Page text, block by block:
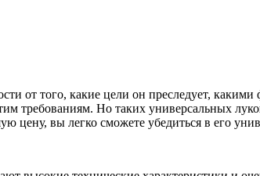
от того, какие цели он преследует,
требованиям. Но таких универсальных
вы легко сможете убедиться в его